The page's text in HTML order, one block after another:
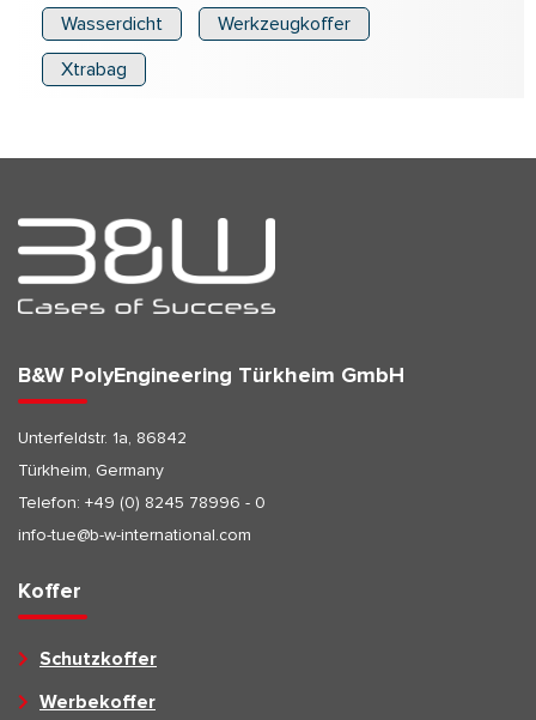
Wasserdicht
Werkzeugkoffer
Xtrabag
B&W PolyEngineering Türkheim GmbH
Unterfeldstr. 1a, 86842
Türkheim, Germany
Telefon: +49 (0) 8245 78996 - 0
info-tue@b-w-international.com
Koffer
Schutzkoffer
Werbekoffer